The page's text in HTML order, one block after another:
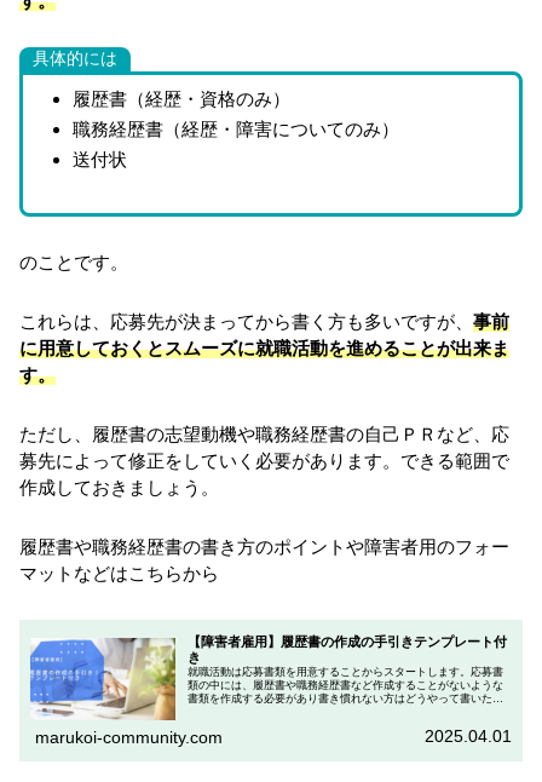
具体的には
履歴書（経歴・資格のみ）
職務経歴書（経歴・障害についてのみ）
送付状
のことです。
これらは、応募先が決まってから書く方も多いですが、 事前
に用意しておくとスムーズに就職活動を進めることが出来ま
す。
ただし、履歴書の志望動機や職務経歴書の自己ＰＲなど、応
募先によって修正をしていく必要があります。できる範囲で
作成しておきましょう。
履歴書や職務経歴書の書き方のポイントや障害者用のフォー
マットなどはこちらから
【障害者雇用】履歴書の作成の手引きテンプレート付
き
就職活動は応募書類を用意することからスタートします。応募書
類の中には、履歴書や職務経歴書など作成することがないような
書類を作成する必要があり書き慣れない方はどうやって書いたら
marukoi-community.com 2025.04.01